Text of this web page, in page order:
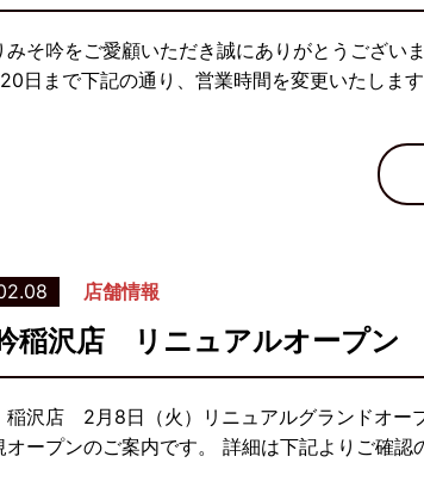
みそ吟をご愛顧いただき誠にありがとうござ
日まで下記の通り、営業時間を変更いたしま
店舗情報
稲沢店 リニュアルオープン
沢店 2月8日（火）リニュアルグランドオー
オープンのご案内です。 詳細は下記よりご確認